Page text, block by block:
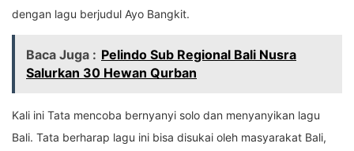
dengan lagu berjudul Ayo Bangkit.
Baca Juga : Pelindo Sub Regional Bali Nusra
Salurkan 30 Hewan Qurban
Kali ini Tata mencoba bernyanyi solo dan menyanyikan lagu
Bali. Tata berharap lagu ini bisa disukai oleh masyarakat Bali,